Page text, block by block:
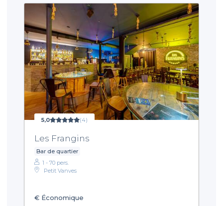
5,0 (4)
Les Frangins
Bar de quartier
1 - 70 pers.
Petit Vanves
€ Économique